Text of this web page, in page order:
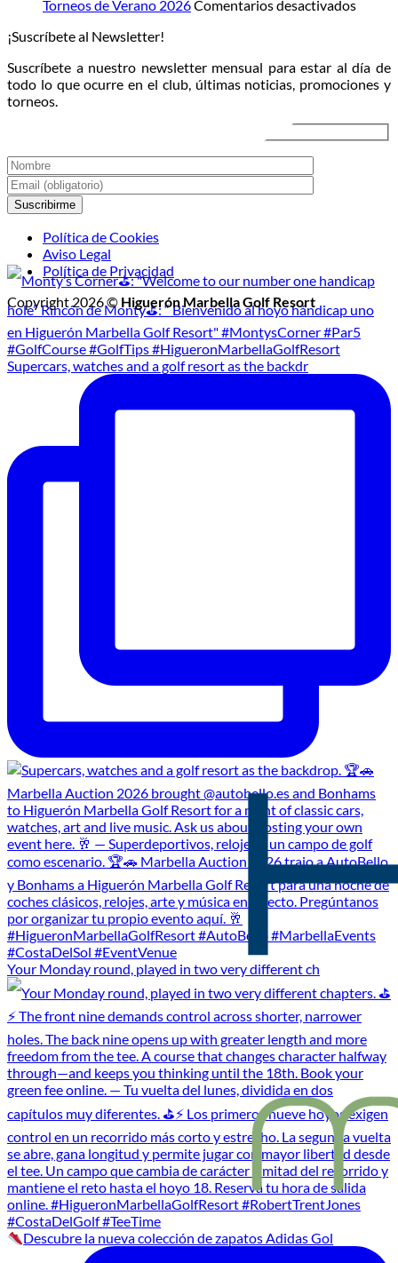
Supercars, watches and a golf resort as the backdr
Your Monday round, played in two very different ch
Descubre la nueva colección de zapatos Adidas Gol
campo
en
la
Torneo
de
Torneos de Verano 2026Comentarios desactivadosen
2026
¡Suscríbete al Newsletter!
Suscríbete a nuestro newsletter mensual para estar al día de
todo lo que ocurre en el club, últimas noticias, promociones y
torneos.
Política de Cookies
Aviso Legal
Política de Privacidad
Copyright 2026 © Higuerón Marbella Golf Resort